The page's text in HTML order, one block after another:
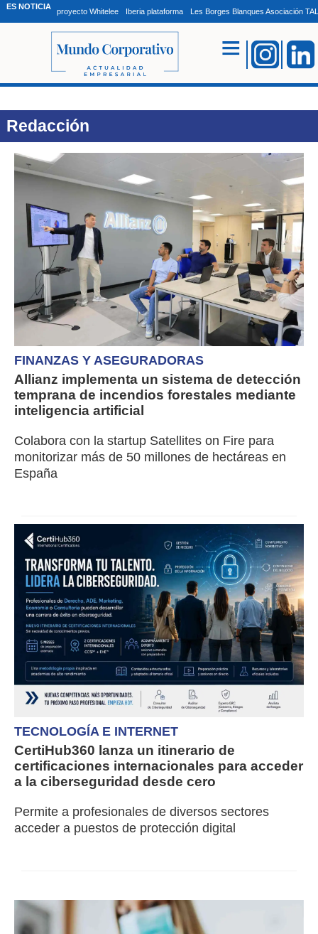
ES NOTICIA
proyecto Whitelee Iberia plataforma Les Borges Blanques Asociación
Redacción
FINANZAS Y ASEGURADORAS
Allianz implementa un sistema de detección
temprana de incendios forestales mediante
inteligencia artificial
Colabora con la startup Satellites on Fire para
monitorizar más de 50 millones de hectáreas en
España
TECNOLOGÍA E INTERNET
CertiHub360 lanza un itinerario de
certificaciones internacionales para acceder
a la ciberseguridad desde cero
Permite a profesionales de diversos sectores
acceder a puestos de protección digital